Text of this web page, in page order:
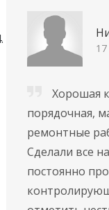
Хорошая
порядочная,
ремонтные
Сделали все
постоянно